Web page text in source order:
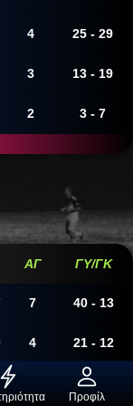
4 25 - 29
3 13 - 19
2 3 - 7
ΑΓ ΓY/ΓΚ
7 40 - 13
4 21 - 12
16 - 15
bolt person
Προφίλ